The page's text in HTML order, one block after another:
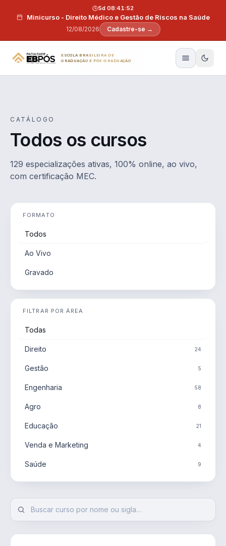
Minicurso - Direito Médico e Gestão de Riscos na Saúde
12/08/2026
5d 08:41:50
Cadastre-se →
ESCOLA BRASILEIRA DE
GRADUAÇÃO E PÓS-GRADUAÇÃO
CATÁLOGO
Todos os cursos
129 especializações ativas, 100% online, ao vivo,
com certificação MEC.
FORMATO
Todos
Ao Vivo
Gravado
FILTRAR POR ÁREA
Todas
Direito 24
Gestão 5
Engenharia 58
Agro 8
Educação 21
Venda e Marketing 4
Saúde 9